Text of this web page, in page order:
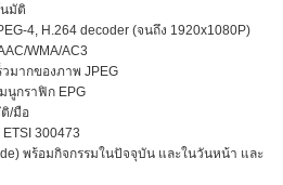
นมัติ
4, H.264 decoder (จนถึง 1920x1080P)
WMA/AC3
วมากของภาพ JPEG
นูกราฟิก EPG
/มือ
300473
พร้อมกิจกรรมในปัจจุบัน และในวันหน้า และ